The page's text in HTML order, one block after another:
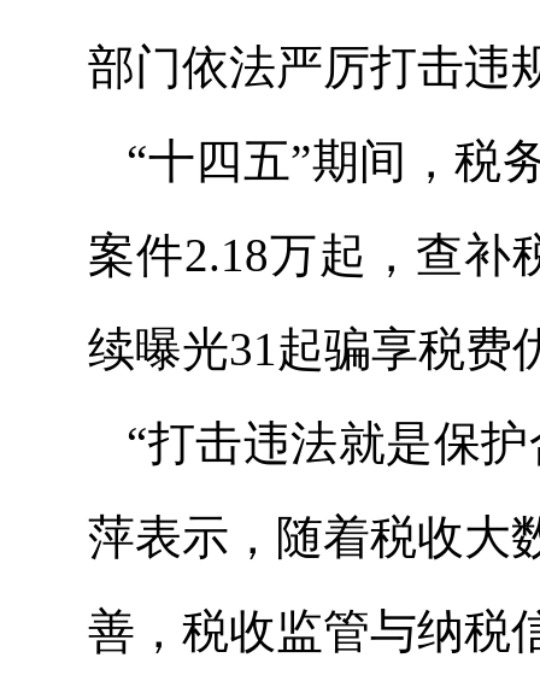
部门依法严厉打击违
“十四五”期间，税
案件2.18万起，查补
续曝光31起骗享税费
“打击违法就是保
萍表示，随着税收大
善，税收监管与纳税